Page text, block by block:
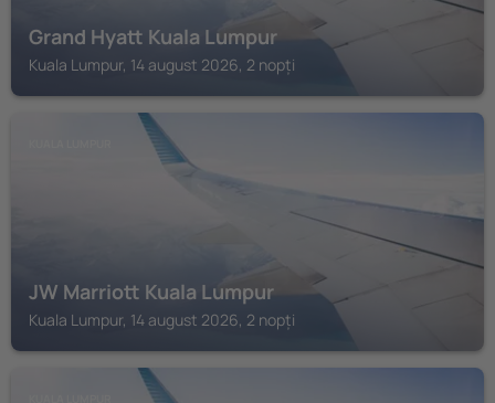
Grand Hyatt Kuala Lumpur
Kuala Lumpur, 14 august 2026, 2 nopți
JW Marriott Kuala Lumpur
Kuala Lumpur, 14 august 2026, 2 nopți